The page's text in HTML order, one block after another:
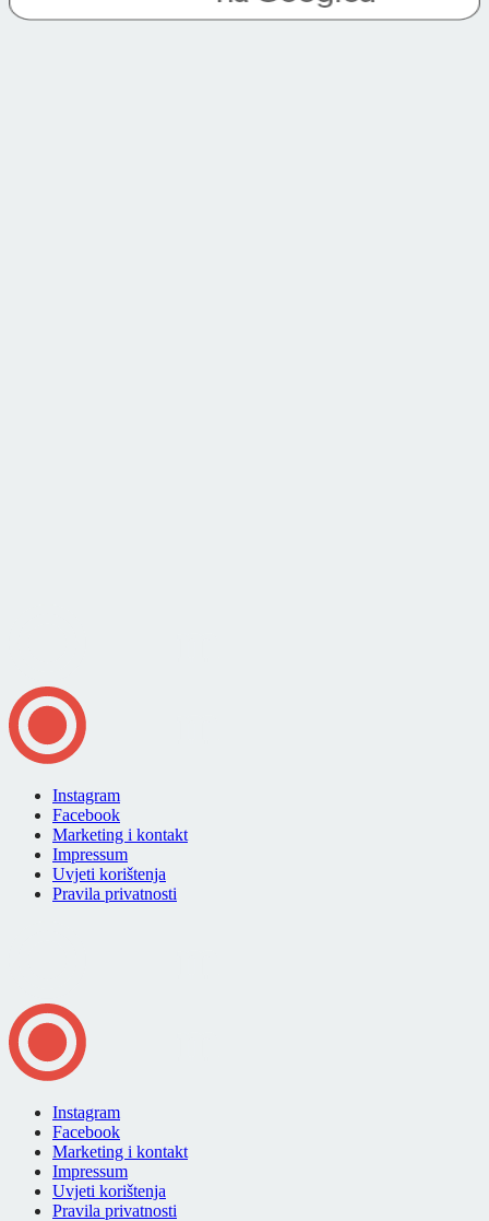
Instagram
Facebook
Marketing i kontakt
Impressum
Uvjeti korištenja
Pravila privatnosti
Instagram
Facebook
Marketing i kontakt
Impressum
Uvjeti korištenja
Pravila privatnosti